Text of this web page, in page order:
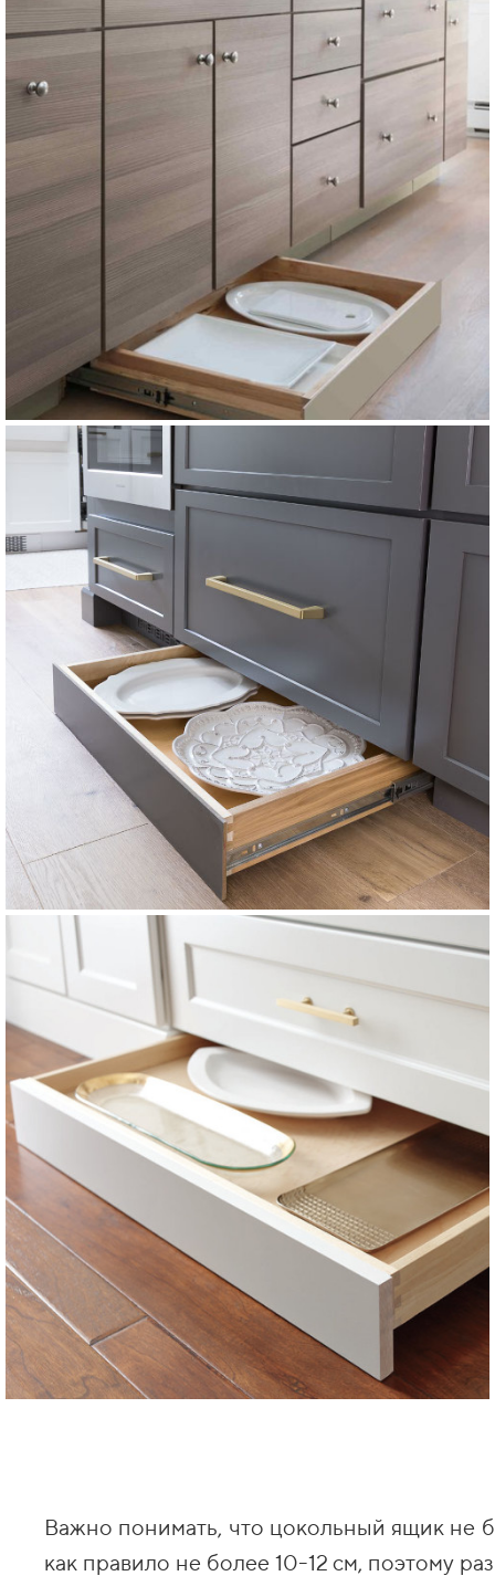
Важно понимать, что цокольный ящик не
как правило не более 10-12 см, поэтому